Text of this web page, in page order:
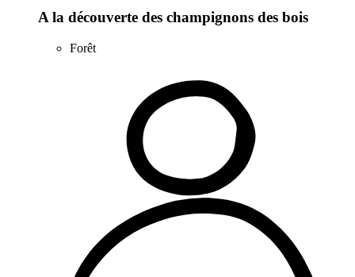
A la découverte des champignons des bois
Forêt